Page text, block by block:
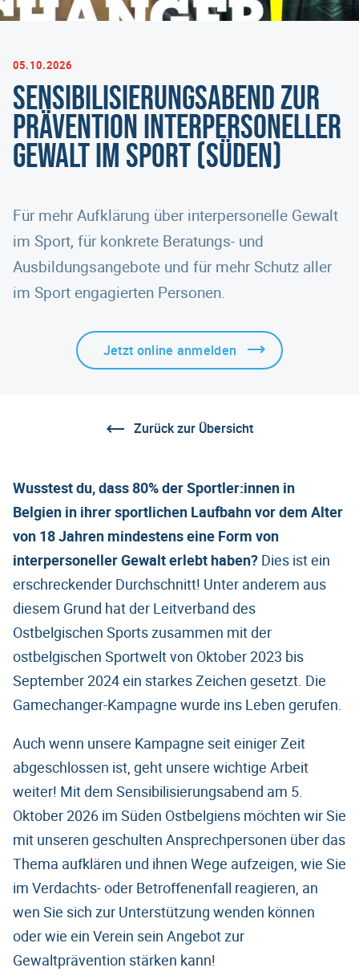
05.10.2026
Sensibilisierungsabend zur
Prävention interpersoneller
Gewalt im Sport (Süden)
Für mehr Aufklärung über interpersonelle Gewalt
im Sport, für konkrete Beratungs- und
Ausbildungsangebote und für mehr Schutz aller
im Sport engagierten Personen.
Jetzt online anmelden
Zurück zur Übersicht
Wusstest du, dass 80% der Sportler:innen in
Belgien in ihrer sportlichen Laufbahn vor dem Alter
von 18 Jahren mindestens eine Form von
interpersoneller Gewalt erlebt haben? Dies ist ein
erschreckender Durchschnitt! Unter anderem aus
diesem Grund hat der Leitverband des
Ostbelgischen Sports zusammen mit der
ostbelgischen Sportwelt von Oktober 2023 bis
September 2024 ein starkes Zeichen gesetzt. Die
Gamechanger-Kampagne wurde ins Leben gerufen.
Auch wenn unsere Kampagne seit einiger Zeit
abgeschlossen ist, geht unsere wichtige Arbeit
weiter! Mit dem Sensibilisierungsabend am 5.
Oktober 2026 im Süden Ostbelgiens möchten wir Sie
mit unseren geschulten Ansprechpersonen über das
Thema aufklären und ihnen Wege aufzeigen, wie Sie
im Verdachts- oder Betroffenenfall reagieren, an
wen Sie sich zur Unterstützung wenden können
oder wie ein Verein sein Angebot zur
Gewaltprävention stärken kann!